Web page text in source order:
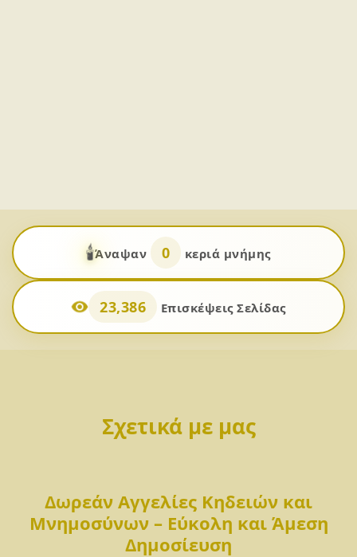
🕯️Άναψαν 0 κεριά μνήμης
23,386 Επισκέψεις Σελίδας
Σχετικά με μας
Δωρεάν Αγγελίες Κηδειών και
Μνημοσύνων – Εύκολη και Άμεση
Δημοσίευση